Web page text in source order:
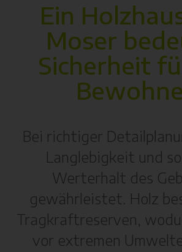
Ein
Moser
Sicherheit
Bei richtiger
Langlebigkeit und
Werterhalt des
gewährleistet. Holz
Tragkraftreserven,
vor extremen